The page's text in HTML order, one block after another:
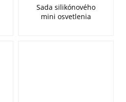
Sada silikónového
mini osvetlenia